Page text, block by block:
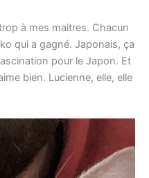
à mes maitres. Chacun
qui a gagné. Japonais, ça
pour le Japon. Et
bien. Lucienne, elle, elle